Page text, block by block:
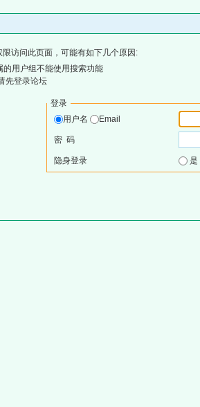
访问此页面，可能有如下几个原因:
的用户组不能使用搜索功能
先登录论坛
登录
用户名
Email
密 码
隐身登录